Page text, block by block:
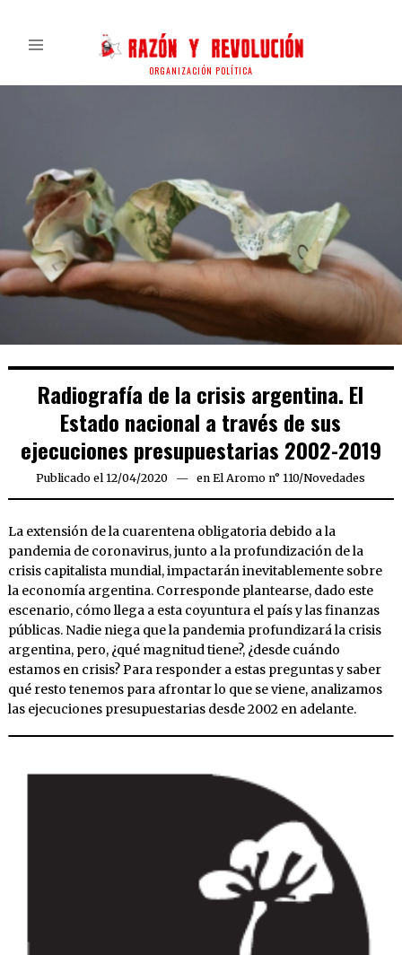
ORGANIZACIÓN POLÍTICA
Radiografía de la crisis argentina. El
Estado nacional a través de sus
ejecuciones presupuestarias 2002-2019
Publicado el 12/04/2020 11/04/2020
en El Aromo n° 110/Novedades
La extensión de la cuarentena obligatoria debido a la
pandemia de coronavirus, junto a la profundización de la
crisis capitalista mundial, impactarán inevitablemente sobre
la economía argentina. Corresponde plantearse, dado este
escenario, cómo llega a esta coyuntura el país y las finanzas
públicas. Nadie niega que la pandemia profundizará la crisis
argentina, pero, ¿qué magnitud tiene?, ¿desde cuándo
estamos en crisis? Para responder a estas preguntas y saber
qué resto tenemos para afrontar lo que se viene, analizamos
las ejecuciones presupuestarias desde 2002 en adelante.